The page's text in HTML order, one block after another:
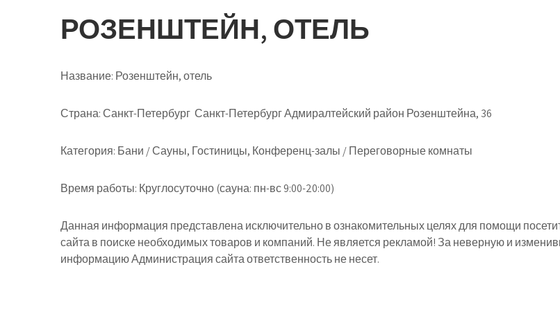
РОЗЕНШТЕЙН, ОТЕЛЬ
Название: Розенштейн, отель
Страна:Санкт-Петербург Санкт-Петербург Адмиралтейский район Розенштейна, 36
Категория: Бани / Сауны, Гостиницы, Конференц-залы / Переговорные комнаты
Время работы: Круглосуточно (сауна: пн-вс 9:00-20:00)
Данная информация представлена исключительно в ознакомительных целях для помощи
сайта в поиске необходимых товаров и компаний. Не является рекламой! За неверную и
информацию Администрация сайта ответственность не несет.